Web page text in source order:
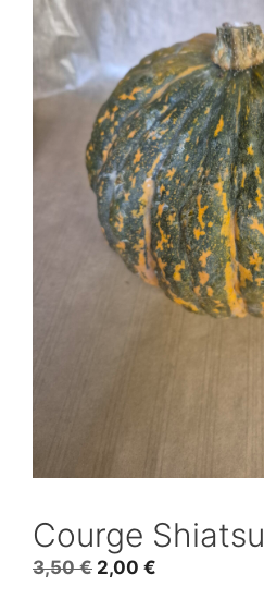
Courge Shiatsu
3,50€ Le
2,00 €